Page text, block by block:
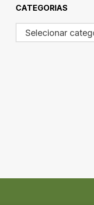
CATEGORIAS
Selecionar